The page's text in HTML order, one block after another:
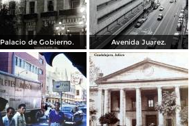
Palacio de Gobierno. Avenida Juarez.